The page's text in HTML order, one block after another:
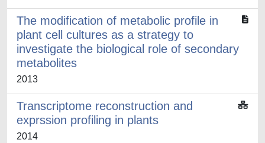
The modification of metabolic profile in
plant cell cultures as a strategy to
investigate the biological role of secondary
metabolites
2013
Transcriptome reconstruction and
exprssion profiling in plants
2014